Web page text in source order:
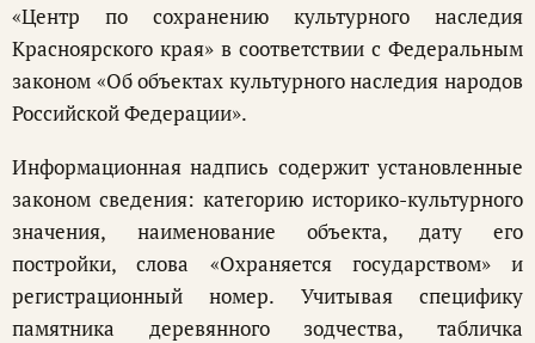
«Центр по сохранению культурного наследия
Красноярского края» в соответствии с Федеральным
законом «Об объектах культурного наследия народов
Российской Федерации».
Информационная надпись содержит установленные
законом сведения: категорию историко-культурного
значения, наименование объекта, дату его
постройки, слова «Охраняется государством» и
регистрационный номер. Учитывая специфику
памятника деревянного зодчества, табличка